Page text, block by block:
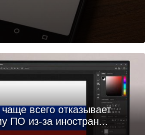
всего отказывает
ПО из-за иностран...